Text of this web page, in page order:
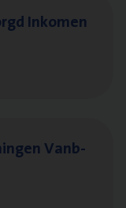
Inkomen
Van­b­